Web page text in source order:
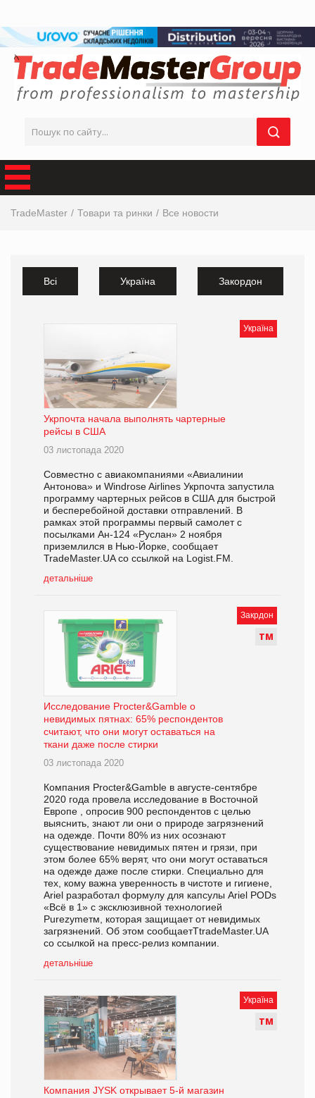
TradeMaster Товари та ринки Все новости
Всі Україна Закордон
Україна
Укрпочта начала выполнять чартерные
рейсы в США
03 листопада 2020
Совместно с авиакомпаниями «Авиалинии
Антонова» и Windrose Airlines Укрпочта запустила
программу чартерных рейсов в США для быстрой
и бесперебойной доставки отправлений. В
рамках этой программы первый самолет с
посылками Ан-124 «Руслан» 2 ноября
приземлился в Нью-Йорке, сообщает
TradeMaster.UA со ссылкой на Logist.FM.
детальніше
Закрдон
ТМ
Исследование Procter&Gamble о
невидимых пятнах: 65% респондентов
считают, что они могут оставаться на
ткани даже после стирки
03 листопада 2020
Компания Procter&Gamble в августе-сентябре
2020 года провела исследование в Восточной
Европе , опросив 900 респондентов с целью
выяснить, знают ли они о природе загрязнений
на одежде. Почти 80% из них осознают
существование невидимых пятен и грязи, при
этом более 65% верят, что они могут оставаться
на одежде даже после стирки. Специально для
тех, кому важна уверенность в чистоте и гигиене,
Ariel разработал формулу для капсулы Ariel PODs
«Всё в 1» с эксклюзивной технологией
Purezymeтм, которая защищает от невидимых
загрязнений. Об этом сообщаетTtradeMaster.UA
со ссылкой на пресс-релиз компании.
детальніше
Україна
ТМ
Компания JYSK открывает 5-й магазин